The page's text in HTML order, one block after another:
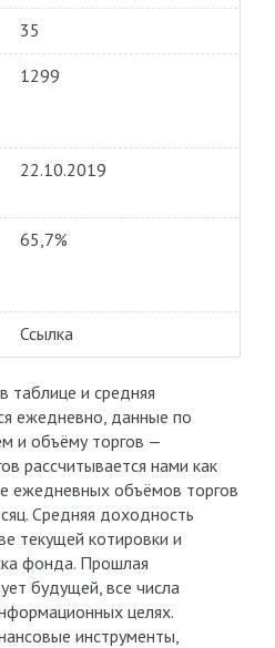
35
1299
22.10.2019
65,7%
Ссылка
таблице и средняя
ежедневно, данные по
и объёму торгов —
рассчитывается нами как
ежедневных объёмов торгов
Средняя доходность
текущей котировки и
фонда. Прошлая
будущей, все числа
целях.
инструменты,